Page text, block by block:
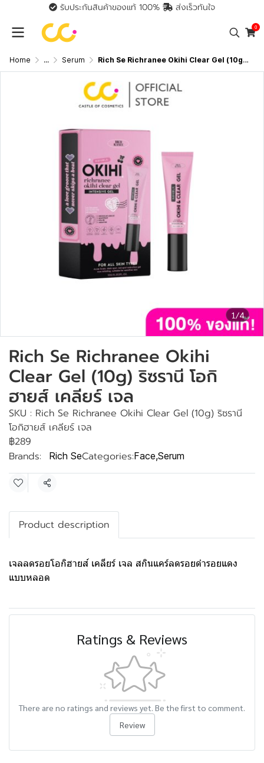
รับประกันสินค้าของแท้ 100% ส่งเร็วทันใจ
0
Home ... Serum Rich Se Richranee Okihi Clear Gel (10g) ริซรานี โอกิฮายส์ เคลียร์ เจล
1/4
Rich Se Richranee Okihi
Clear Gel (10g) ริซรานี โอกิ
ฮายส์ เคลียร์ เจล
SKU : Rich Se Richranee Okihi Clear Gel (10g) ริซรานี
โอกิฮายส์ เคลียร์ เจล
฿289
Brands:
Rich SeCategories:Face,Serum
Share
Product description
เจลลดรอยโอกิฮายส์ เคลียร์ เจล สกินแคร์ลดรอยดำรอยแดง
แบบหลอด
Ratings & Reviews
There are no ratings and reviews yet. Be the first to comment.
Review